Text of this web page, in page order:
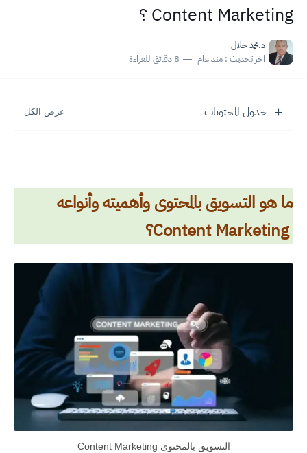
Content Marketing ؟
د.محمد جلال
اخر تحديث : منذ عام 8 دقائق للقراءة
جدول المحتويات
ما هو التسويق بالمحتوى وأهميته وأنواعه
Content Marketing؟
التسويق بالمحتوى Content Marketing